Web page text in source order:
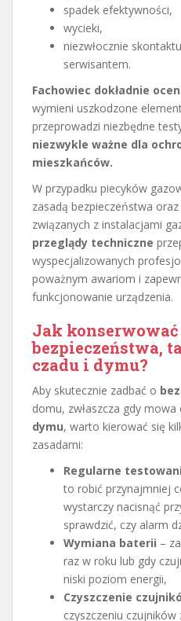
spadek efektywności,
wycieki,
niezwłocznie
serwisantem.
Fachowiec dokładnie
wymieni uszkodzone
przeprowadzi niezbędne
niezwykle ważne dla
mieszkańców.
W przypadku piecyków
zasadą bezpieczeństwa
związanych z instalacjami
przeglądy techniczne
wyspecjalizowanych
poważnym awariom i
funkcjonowanie urządzenia.
Jak
bezpieczeństwa,
czadu i dymu?
Aby skutecznie zadbać o
domu, zwłaszcza gdy mowa
dymu, warto kierować się
zasadami:
Regularne
to robić przynajmniej
wystarczy nacisnąć
sprawdzić, czy alarm
Wymiana baterii –
raz w roku lub gdy
niski poziom energii,
Czyszczenie
czyszczeniu